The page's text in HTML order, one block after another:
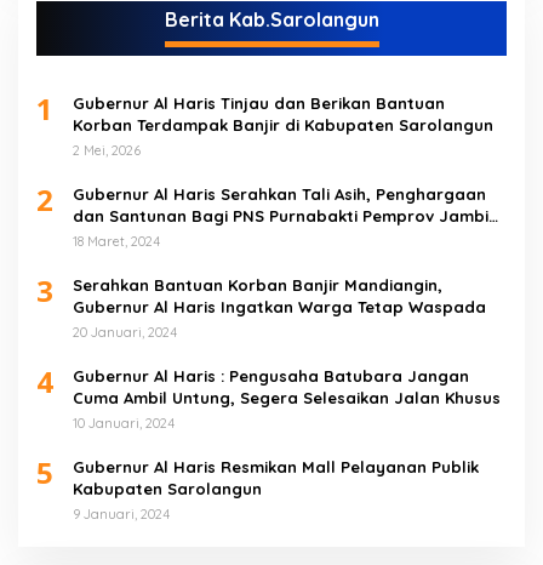
Berita Kab.Sarolangun
1
Gubernur Al Haris Tinjau dan Berikan Bantuan
Korban Terdampak Banjir di Kabupaten Sarolangun
2 Mei, 2026
2
Gubernur Al Haris Serahkan Tali Asih, Penghargaan
dan Santunan Bagi PNS Purnabakti Pemprov Jambi
Yang Berada di Sarolangun
18 Maret, 2024
3
Serahkan Bantuan Korban Banjir Mandiangin,
Gubernur Al Haris Ingatkan Warga Tetap Waspada
20 Januari, 2024
4
Gubernur Al Haris : Pengusaha Batubara Jangan
Cuma Ambil Untung, Segera Selesaikan Jalan Khusus
10 Januari, 2024
5
Gubernur Al Haris Resmikan Mall Pelayanan Publik
Kabupaten Sarolangun
9 Januari, 2024